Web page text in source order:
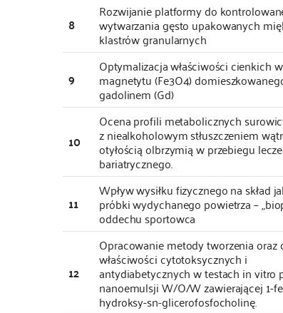
8
Rozwijanie platformy do
wytwarzania gęsto upakowanych
klastrów granularnych
9
Optymalizacja właściwości cienkich
magnetytu (Fe3O4)
gadolinem (Gd)
10
Ocena profili metabolicznych
z niealkoholowym stłuszczeniem
otyłością olbrzymią w przebiegu
bariatrycznego.
11
Wpływ wysiłku fizycznego na skład
próbki wydychanego powietrza –
oddechu sportowca
12
Opracowanie metody tworzenia oraz
właściwości cytotoksycznych i
antydiabetycznych w testach in vitro
nanoemulsji W/O/W zawierającej 1-
hydroksy-sn-glicerofosfocholinę.